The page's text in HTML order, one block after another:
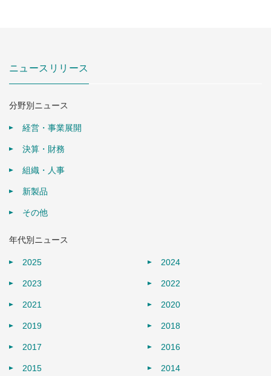
ニュースリリース
分野別ニュース
経営・事業展開
決算・財務
組織・人事
新製品
その他
年代別ニュース
2025 2024
2023 2022
2021 2020
2019 2018
2017 2016
2015 2014